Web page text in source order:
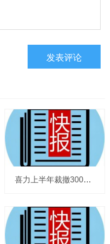
喜力上半年裁撤3000岗位，太古可口可乐总裁说饮料品类增长态势良好，华润饮料下半年要打三场关键战役，帝亚吉欧新帅努力应对白酒市场影响